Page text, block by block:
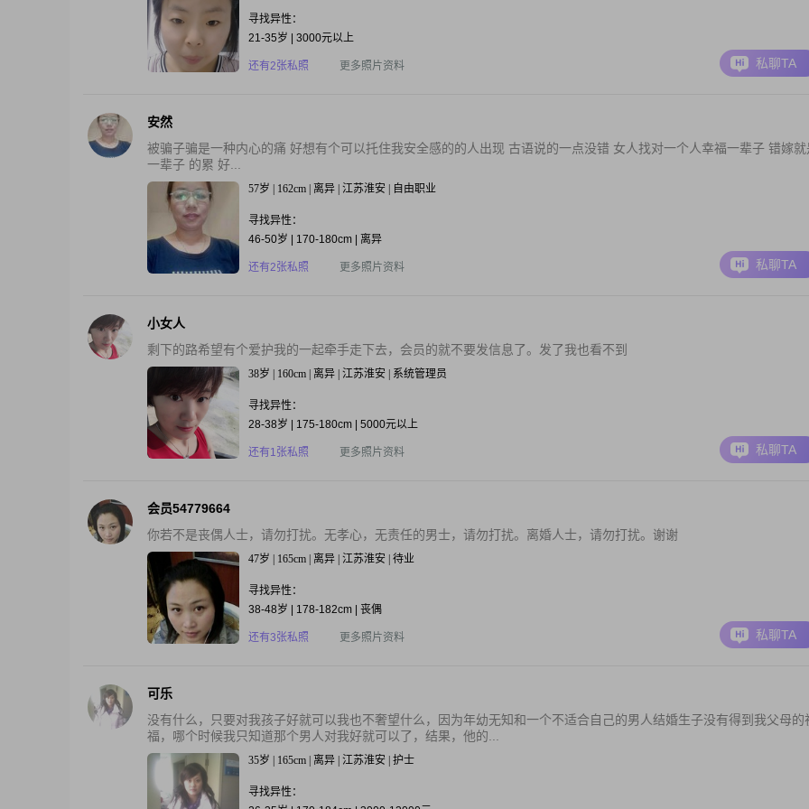
寻找异性：
21-35岁 | 3000元以上
还有2张私照 更多照片资料 私聊TA
安然
被骗子骗是一种内心的痛 好想有个可以托住我安全感的的人出现 古语说的一点没错 女人找对一个人幸福一辈子 错嫁就
一辈子 的累 好...
57岁 | 162cm | 离异 | 江苏淮安 | 自由职业
寻找异性：
46-50岁 | 170-180cm | 离异
还有2张私照 更多照片资料 私聊TA
小女人
剩下的路希望有个爱护我的一起牵手走下去，会员的就不要发信息了。发了我也看不到
38岁 | 160cm | 离异 | 江苏淮安 | 系统管理员
寻找异性：
28-38岁 | 175-180cm | 5000元以上
还有1张私照 更多照片资料 私聊TA
会员54779664
你若不是丧偶人士，请勿打扰。无孝心，无责任的男士，请勿打扰。离婚人士，请勿打扰。谢谢
47岁 | 165cm | 离异 | 江苏淮安 | 待业
寻找异性：
38-48岁 | 178-182cm | 丧偶
还有3张私照 更多照片资料 私聊TA
可乐
没有什么，只要对我孩子好就可以我也不奢望什么，因为年幼无知和一个不适合自己的男人结婚生子没有得到我父母的
福，哪个时候我只知道那个男人对我好就可以了，结果，他的...
35岁 | 165cm | 离异 | 江苏淮安 | 护士
寻找异性：